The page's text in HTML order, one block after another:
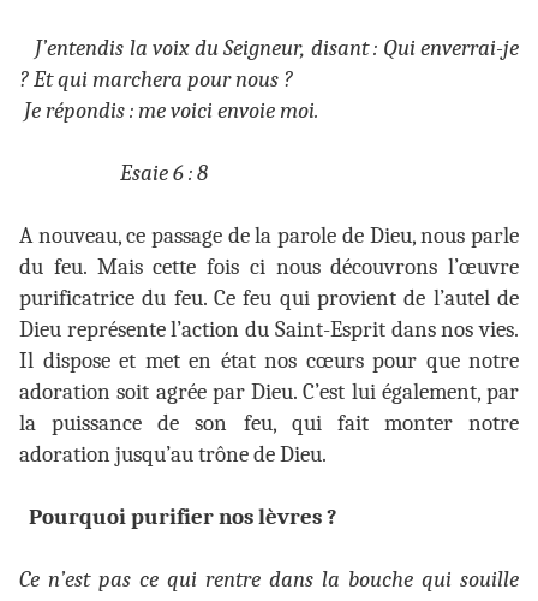
J’entendis la voix du Seigneur, disant : Qui enverrai-je
? Et qui marchera pour nous ?
Je répondis : me voici envoie moi.
Esaie 6 : 8
A nouveau, ce passage de la parole de Dieu, nous parle
du feu. Mais cette fois ci nous découvrons l’œuvre
purificatrice du feu. Ce feu qui provient de l’autel de
Dieu représente l’action du Saint-Esprit dans nos vies.
Il dispose et met en état nos cœurs pour que notre
adoration soit agrée par Dieu. C’est lui également, par
la puissance de son feu, qui fait monter notre
adoration jusqu’au trône de Dieu.
Pourquoi purifier nos lèvres ?
Ce n’est pas ce qui rentre dans la bouche qui souille